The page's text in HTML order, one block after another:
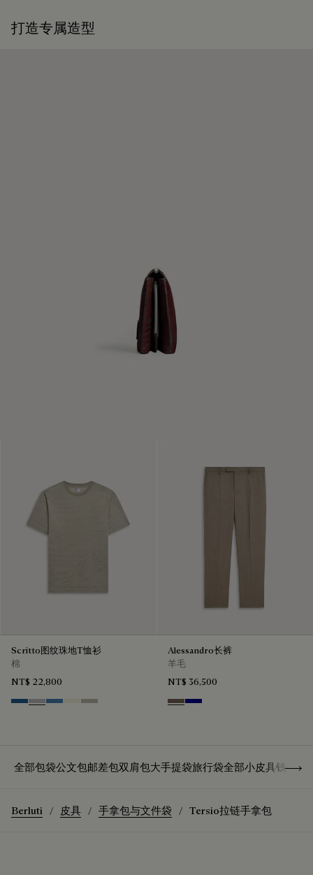
打造专属造型
Scritto图纹珠地T恤衫
棉
NT$ 22,800
Pacific Blue
Light Pebbles Grey
Nile BlueBreezy Beige
Salvia
Alessandro长裤
羊毛
NT$ 36,500
MossDeep Blue
全部包袋公文包邮差包双肩包大手提袋旅行袋全部小皮具钱夹卡
Berluti 皮具 手拿包与文件袋 Tersio拉链手拿包